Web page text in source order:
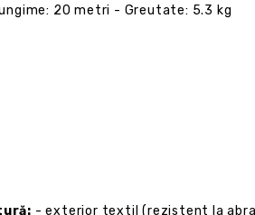
20 metri - Greutate: 5.3 kg
- exterior textil (rezistent la